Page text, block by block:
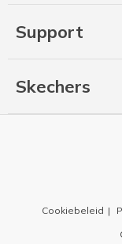
Support
Skechers
Cookiebeleid